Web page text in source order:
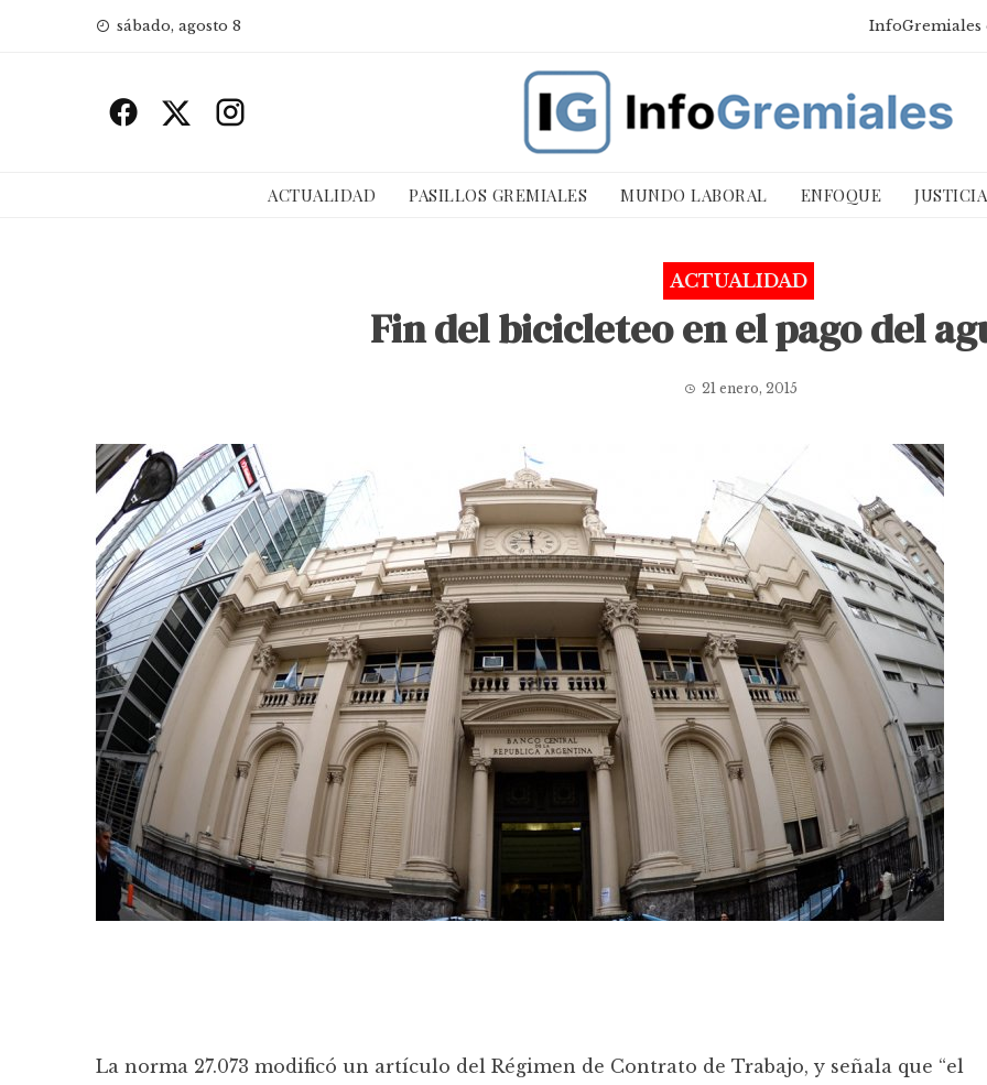
sábado, agosto 8 InfoGremiales
ACTUALIDAD PASILLOS GREMIALES MUNDO LABORAL ENFOQUE
ACTUALIDAD
Fin del bicicleteo en el pago del
21 enero, 2015
La norma 27.073 modificó un artículo del Régimen de Contrato de Trabajo, y señala que “el